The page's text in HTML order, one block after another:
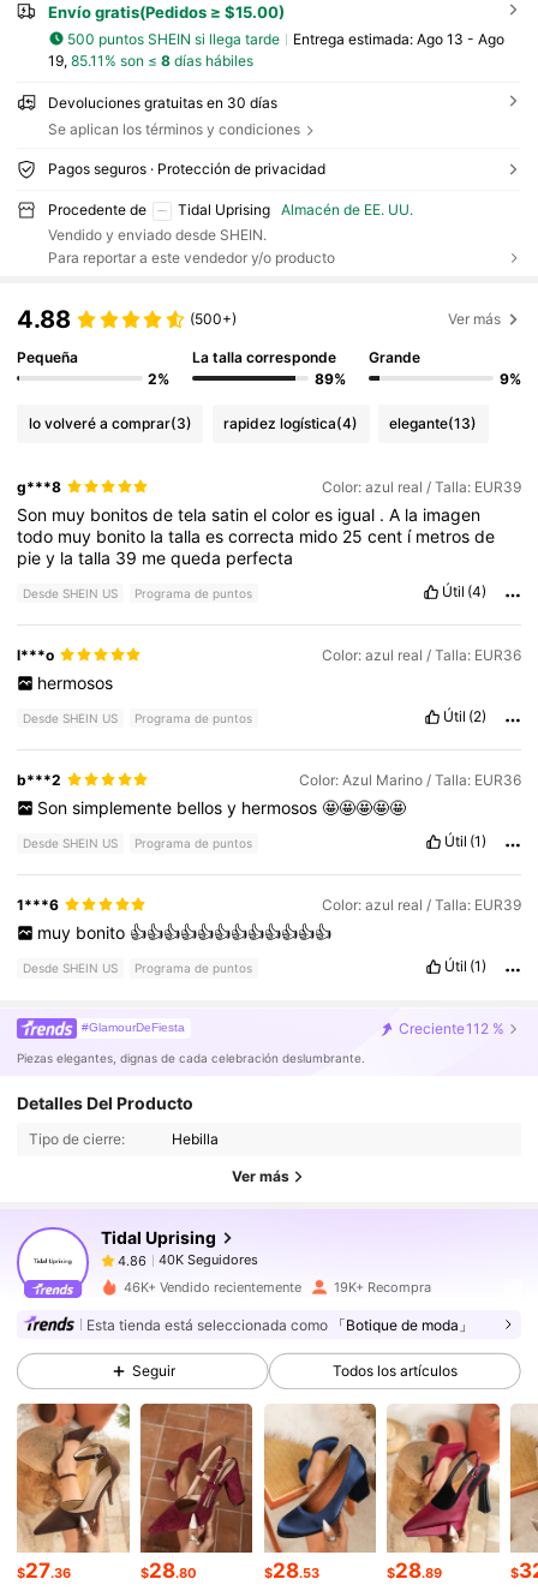
Envío gratis(Pedidos ≥ $15.00)
500 puntos SHEIN si llega tarde Entrega estimada: Ago 13 - Ago
19, 85.11% son ≤ 8días hábiles
Devoluciones gratuitas en 30 días
Se aplican los términos y condiciones
Pagos seguros · Protección de privacidad
Procedente de Tidal Uprising
Almacén de EE. UU.
Vendido y enviado desde SHEIN.
Para reportar a este vendedor y/o producto
4.88 (500+) Ver más
Pequeña
2%
La talla corresponde
89%
Grande
9%
lo volveré a comprar(3) rapidez logística(4) elegante(13)
g***8 Color: azul real / Talla: EUR39
Son muy bonitosdetelasatinelcolores igual .A la imagen
todo muy bonito latallaescorrecta mido 25cent í metrosde
piey latalla 39 mequeda perfecta
Desde SHEIN US Programa de puntos Útil (4)
l***o Color: azul real / Talla: EUR36
hermosos
Desde SHEIN US Programa de puntos Útil (2)
b***2 Color: Azul Marino / Talla: EUR36
Son simplemente bellos y hermosos 🤩🤩🤩🤩🤩
Desde SHEIN US Programa de puntos Útil (1)
1***6 Color: azul real / Talla: EUR39
muy bonito 👍👍👍👍👍👍👍👍👍👍👍👍
Desde SHEIN US Programa de puntos Útil (1)
#GlamourDeFiesta Creciente112 %
Piezas elegantes, dignas de cada celebración deslumbrante.
Detalles Del Producto
Tipo de cierre: Hebilla
Ver más
Tidal Uprising
4.86
40K Seguidores
k***5pagóHace 1 día
4.86 40K Seguidores
4.86 40K Seguidores
4.86 40K Seguidores
4.86 40K Seguidores
46K+ Vendido recientemente 19K+ Recompra
Esta tienda está seleccionada como 「Botique de moda」
Seguir Todos los artículos
$27.36 $28.80 $28.53 $28.89 $